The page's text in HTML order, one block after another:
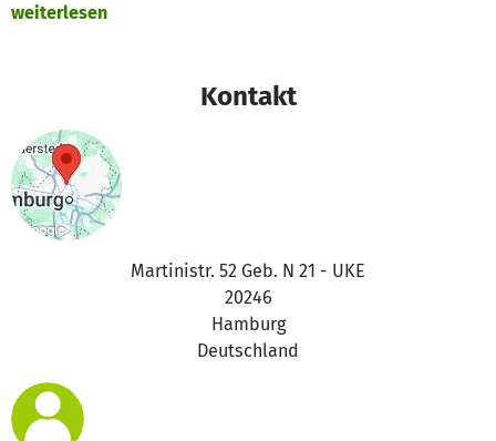
weiterlesen
Kontakt
Martinistr. 52 Geb. N 21 - UKE
20246
Hamburg
Deutschland